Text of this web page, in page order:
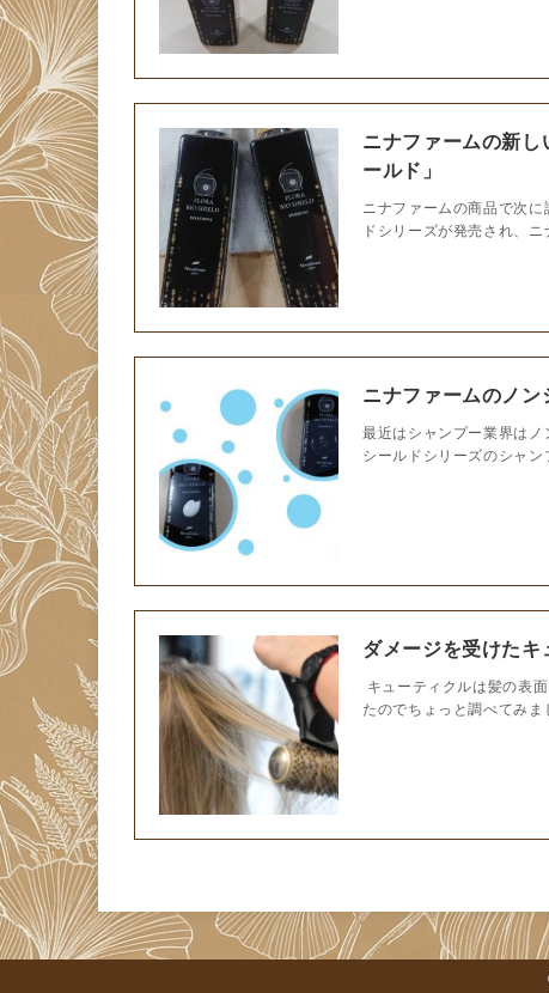
ニナファームの新
ールド」
ニナファームの商品で次
ドシリーズが発売され、
ニナファームのノン
最近はシャンプー業界は
シールドシリーズのシャ
ダメージを受けたキ
キューティクルは髪の表
たのでちょっと調べてみ